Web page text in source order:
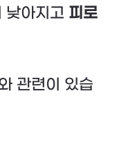
낮아지고 피로
관련이 있습